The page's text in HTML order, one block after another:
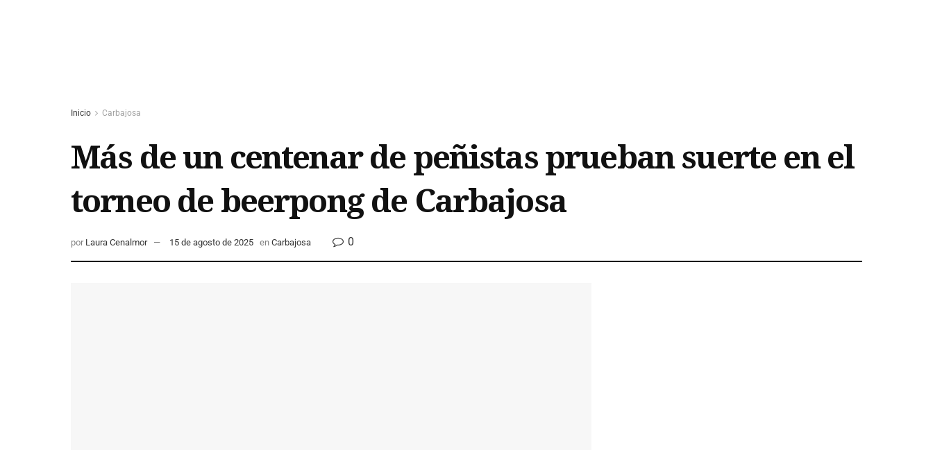
Inicio Carbajosa
Más de un centenar de peñistas prueban suerte en el
torneo de beerpong de Carbajosa
por Laura Cenalmor 15 de agosto de 2025 en Carbajosa 0